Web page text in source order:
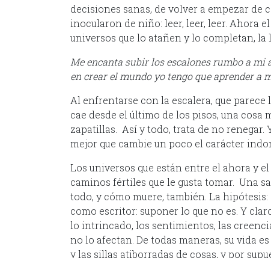
decisiones sanas, de volver a empezar de
inocularon de niño: leer, leer, leer. Ahora
universos que lo atañen y lo completan,
Me encanta subir los escalones rumbo a mi
en crear el mundo yo tengo que aprender a
Al enfrentarse con la escalera, que
cae desde el último de los pisos, una cosa
zapatillas. Así y todo, trata de no renegar.
mejor que cambie un poco el carácter
Los universos que están entre el ahora y
caminos fértiles que le gusta tomar. Una
todo, y cómo muere, también. La
como escritor: suponer lo que no es. Y
lo intrincado, los sentimientos, las
no lo afectan. De todas maneras, su vida
y las sillas atiborradas de cosas, y por